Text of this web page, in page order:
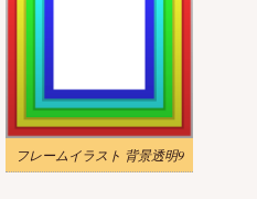
フレームイラスト 背景透明9